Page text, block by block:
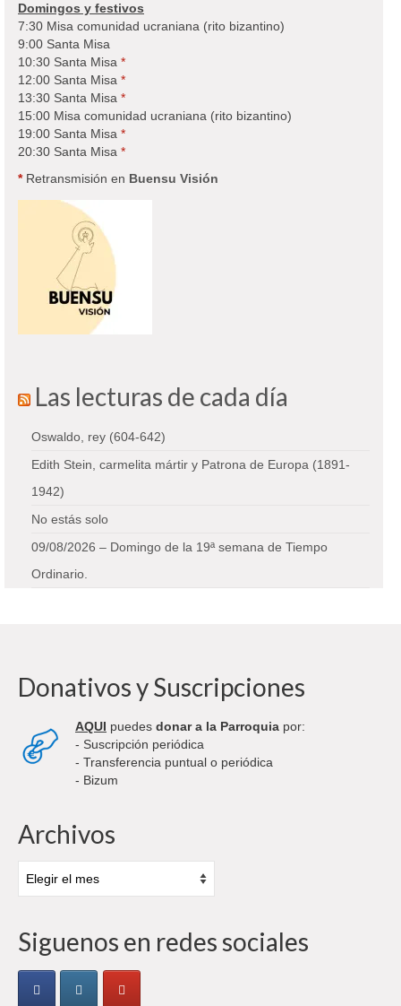
Domingos y festivos
7:30 Misa comunidad ucraniana (rito bizantino)
9:00 Santa Misa
10:30 Santa Misa *
12:00 Santa Misa *
13:30 Santa Misa *
15:00 Misa comunidad ucraniana (rito bizantino)
19:00 Santa Misa *
20:30 Santa Misa *
*Retransmisión en Buensu Visión
Las lecturas de cada día
Oswaldo, rey (604-642)
Edith Stein, carmelita mártir y Patrona de Europa (1891-
1942)
No estás solo
09/08/2026 – Domingo de la 19ª semana de Tiempo
Ordinario.
Donativos y Suscripciones
AQUI puedes donar a la Parroquia por:
- Suscripción periódica
- Transferencia puntual o periódica
- Bizum
Archivos
Siguenos en redes sociales